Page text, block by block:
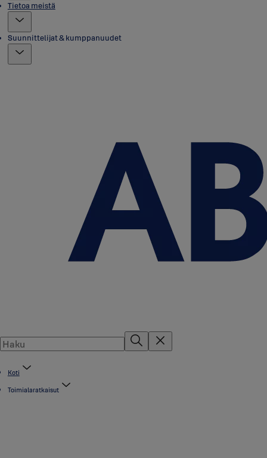
Tietoa meistä
Suunnittelijat & kumppanuudet
Koti
Toimialaratkaisut